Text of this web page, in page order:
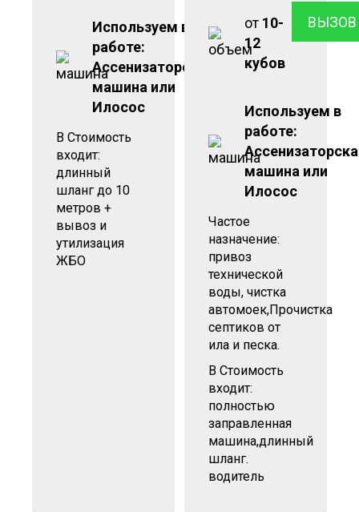
Используем в
работе:
Ассенизаторская
машина или
Илосос
В Стоимость
входит:
длинный
шланг до 10
метров +
вывоз и
утилизация
ЖБО
от 10-
12
кубов
Используем в
работе:
машина или
Илосос
Частое
назначение:
привоз
технической
воды, чистка
автомоек,Прочистка
септиков от
ила и песка.
В Стоимость
входит:
полностью
заправленная
машина,длинный
шланг.
водитель